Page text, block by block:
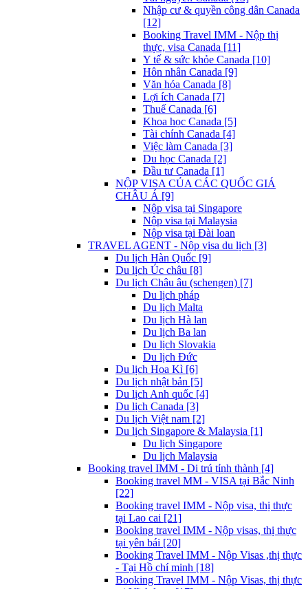
Nhập cư & quyền công dân Canada
[12]
Booking Travel IMM - Nộp thị
thực, visa Canada [11]
Y tế & sức khỏe Canada [10]
Hôn nhân Canada [9]
Văn hóa Canada [8]
Lợi ích Canada [7]
Thuế Canada [6]
Khoa học Canada [5]
Tài chính Canada [4]
Việc làm Canada [3]
Du học Canada [2]
Đầu tư Canada [1]
NỘP VISA CỦA CÁC QUỐC GIÁ
CHÂU Á [9]
Nộp visa tại Singapore
Nộp visa tại Malaysia
Nộp visa tại Đài loan
TRAVEL AGENT - Nộp visa du lịch [3]
Du lịch Hàn Quốc [9]
Du lịch Úc châu [8]
Du lịch Châu âu (schengen) [7]
Du lịch pháp
Du lịch Malta
Du lịch Hà lan
Du lịch Ba lan
Du lịch Slovakia
Du lịch Đức
Du lịch Hoa Kì [6]
Du lịch nhật bản [5]
Du lịch Anh quốc [4]
Du lịch Canada [3]
Du lịch Việt nam [2]
Du lịch Singapore & Malaysia [1]
Du lịch Singapore
Du lịch Malaysia
Booking travel IMM - Di trú tỉnh thành [4]
Booking travel MM - VISA tại Bắc Ninh
[22]
Booking travel IMM - Nộp visa, thị thực
tại Lao cai [21]
Booking travel IMM - Nộp visas, thị thực
tại yên bái [20]
Booking Travel IMM - Nộp Visas ,thị thực
- Tại Hồ chí minh [18]
Booking Travel IMM - Nộp Visas, thị thực